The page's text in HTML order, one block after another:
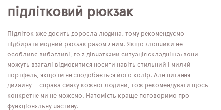
підлітковий рюкзак
Підліток вже досить доросла людина, тому рекомендуємо
підбирати модний рюкзак разом з ним. Якщо хлопчики не
особливо вибагливі, то з дівчатками ситуація складніша: вони
можуть взагалі відмовитися носити навіть стильний і милий
портфель, якщо їм не сподобається його колір. Але питання
дизайну — справа смаку кожної людини, тож рекомендувати щось
конкретне ми не можемо. Натомість краще поговоримо про
функціональну частину.